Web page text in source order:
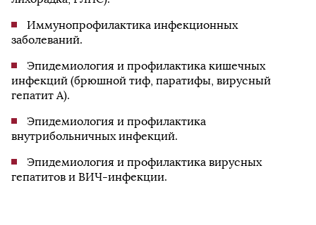
Иммунопрофилактика инфекционных
заболеваний.
Эпидемиология и профилактика кишечных
инфекций (брюшной тиф, паратифы, вирусный
гепатит А).
Эпидемиология и профилактика
внутрибольничных инфекций.
Эпидемиология и профилактика вирусных
гепатитов и ВИЧ-инфекции.